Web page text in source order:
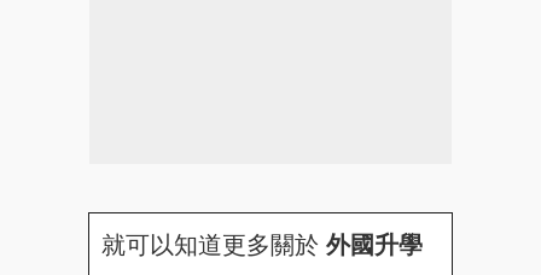
就可以知道更多關於 外國升學